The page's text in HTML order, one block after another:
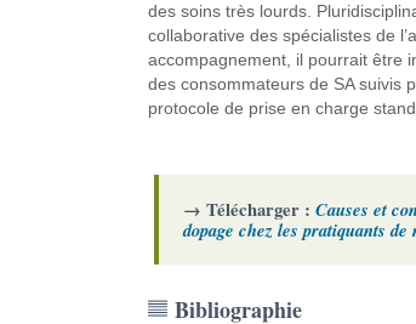
des soins très lourds.
collaborative des spécialistes de
accompagnement, il pourrait être
des consommateurs de SA suivis
protocole de prise en charge
→ Télécharger : Causes et
dopage chez les pratiquants de
Bibliographie